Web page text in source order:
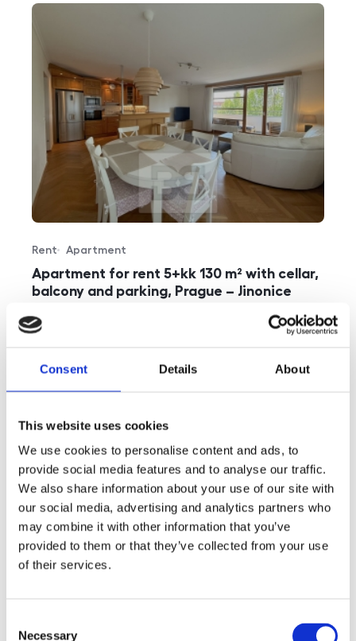
Consent Details About
This website uses cookies
We use cookies to personalise content and ads, to
provide social media features and to analyse our traffic.
We also share information about your use of our site with
our social media, advertising and analytics partners who
may combine it with other information that you’ve
provided to them or that they’ve collected from your use
of their services.
Necessary
Apartment for rent 5+kk 130 m² with cellar,
balcony and parking, Prague – Jinonice
Offer type
Rent
Property type
Apartment
rozměry
disposition
5+kk